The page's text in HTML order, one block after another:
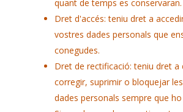
quant de temps es conservaran.
Dret d'accés: teniu dret a
vostres dades personals que
conegudes.
Dret de rectificació: teniu dret a
corregir, suprimir o bloquejar
dades personals sempre que